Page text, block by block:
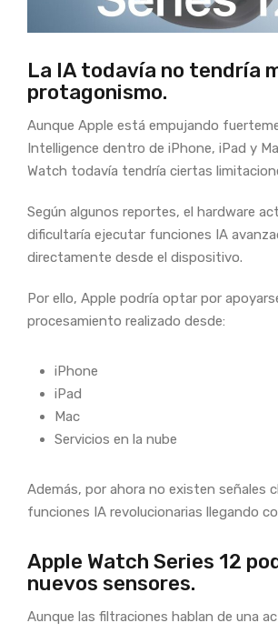
La IA todavía no tendría
protagonismo.
Aunque Apple está empujando
Intelligence dentro de iPhone, iPad y
Watch todavía tendría ciertas
Según algunos reportes, el hardware
dificultaría ejecutar funciones IA
directamente desde el dispositivo.
Por ello, Apple podría optar por
procesamiento realizado desde:
iPhone
iPad
Mac
Servicios en la nube
Además, por ahora no existen señales
funciones IA revolucionarias llegando
Apple Watch Series 12
nuevos sensores.
Aunque las filtraciones hablan de una